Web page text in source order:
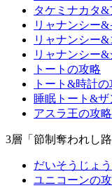
タケミナカタ
リャナンシー
リャナンシー
リャナンシー
トートの攻略
トート&時計の
睡眠トート&
アスラ王の攻略
3層「節制奪われし路
だいそうじょ
ユニコーンの